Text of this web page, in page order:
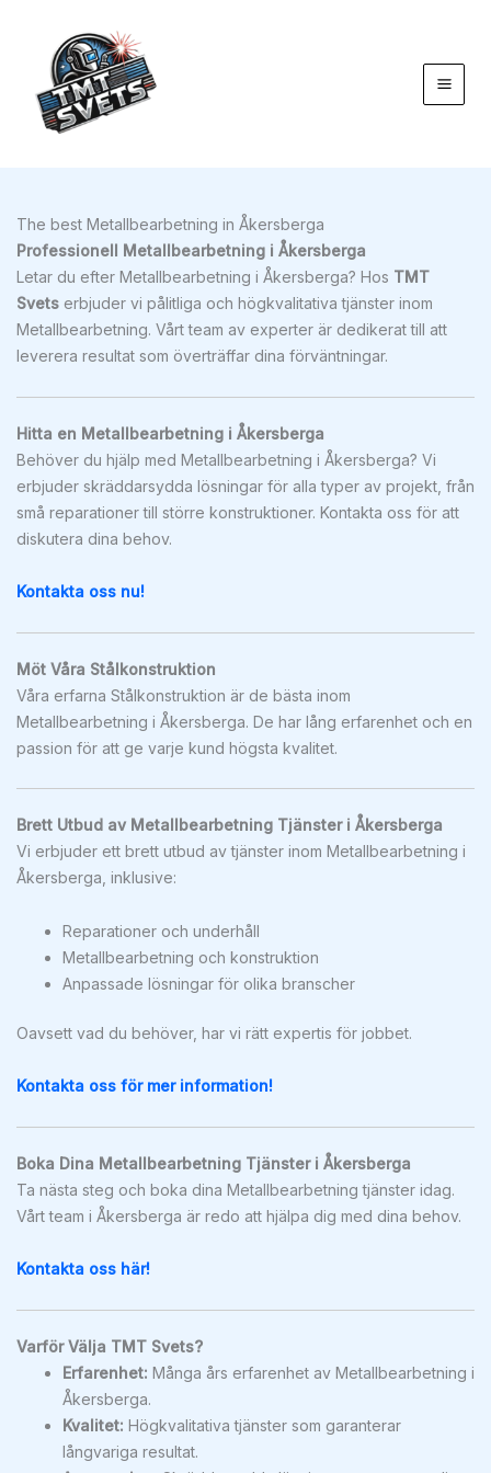
innehåll
The best Metallbearbetning in Åkersberga
Professionell Metallbearbetning i Åkersberga
Letar du efter Metallbearbetning i Åkersberga? Hos TMT
Svets erbjuder vi pålitliga och högkvalitativa tjänster inom
Metallbearbetning. Vårt team av experter är dedikerat till att
leverera resultat som överträffar dina förväntningar.
Hitta en Metallbearbetning i Åkersberga
Behöver du hjälp med Metallbearbetning i Åkersberga? Vi
erbjuder skräddarsydda lösningar för alla typer av projekt, från
små reparationer till större konstruktioner. Kontakta oss för att
diskutera dina behov.
Kontakta oss nu!
Möt Våra Stålkonstruktion
Våra erfarna Stålkonstruktion är de bästa inom
Metallbearbetning i Åkersberga. De har lång erfarenhet och en
passion för att ge varje kund högsta kvalitet.
Brett Utbud av Metallbearbetning Tjänster i Åkersberga
Vi erbjuder ett brett utbud av tjänster inom Metallbearbetning i
Åkersberga, inklusive:
Reparationer och underhåll
Metallbearbetning och konstruktion
Anpassade lösningar för olika branscher
Oavsett vad du behöver, har vi rätt expertis för jobbet.
Kontakta oss för mer information!
Boka Dina Metallbearbetning Tjänster i Åkersberga
Ta nästa steg och boka dina Metallbearbetning tjänster idag.
Vårt team i Åkersberga är redo att hjälpa dig med dina behov.
Kontakta oss här!
Varför Välja TMT Svets?
Erfarenhet: Många års erfarenhet av Metallbearbetning i
Åkersberga.
Kvalitet: Högkvalitativa tjänster som garanterar
långvariga resultat.